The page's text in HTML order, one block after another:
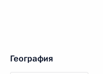
География